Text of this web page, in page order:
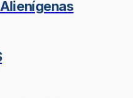
Alienígenas